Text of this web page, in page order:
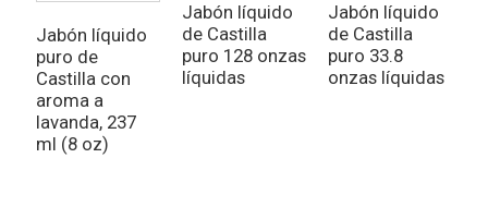
Jabón líquido
puro de
Castilla con
aroma a
lavanda, 237
ml (8 oz)
Jabón líquido
de Castilla
puro 128 onzas
líquidas
Jabón líquido
de Castilla
puro 33.8
onzas líquidas